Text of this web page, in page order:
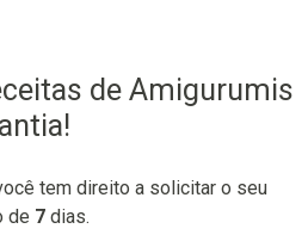
de Amigurumis
tem direito a solicitar o seu
de 7 dias.